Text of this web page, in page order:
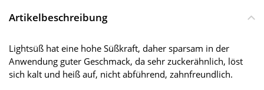
Artikelbeschreibung
Lightsüß hat eine hohe Süßkraft, daher sparsam in der
Anwendung guter Geschmack, da sehr zuckerähnlich, löst
sich kalt und heiß auf, nicht abführend, zahnfreundlich.